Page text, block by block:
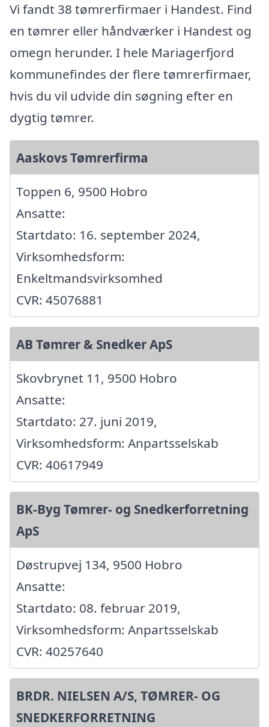
Vi fandt 38 tømrerfirmaer i Handest. Find
en tømrer eller håndværker i Handest og
omegn herunder. I hele Mariagerfjord
kommunefindes der flere tømrerfirmaer,
hvis du vil udvide din søgning efter en
dygtig tømrer.
Aaskovs Tømrerfirma
Toppen 6, 9500 Hobro
Ansatte:
Startdato: 16. september 2024,
Virksomhedsform:
Enkeltmandsvirksomhed
CVR: 45076881
AB Tømrer & Snedker ApS
Skovbrynet 11, 9500 Hobro
Ansatte:
Startdato: 27. juni 2019,
Virksomhedsform: Anpartsselskab
CVR: 40617949
BK-Byg Tømrer- og Snedkerforretning
ApS
Døstrupvej 134, 9500 Hobro
Ansatte:
Startdato: 08. februar 2019,
Virksomhedsform: Anpartsselskab
CVR: 40257640
BRDR. NIELSEN A/S, TØMRER- OG
SNEDKERFORRETNING